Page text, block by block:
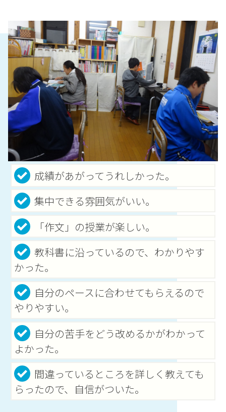
成績があがってうれしかった。
集中できる雰囲気がいい。
「作文」の授業が楽しい。
教科書に沿っているので、わかりやす
かった。
自分のペースに合わせてもらえるので
やりやすい。
自分の苦手をどう改めるかがわかって
よかった。
間違っているところを詳しく教えても
らったので、自信がついた。